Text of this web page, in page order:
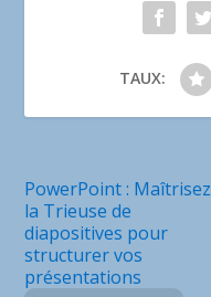
TAUX:
PowerPoint : Maîtrisez
la Trieuse de
diapositives pour
structurer vos
présentations